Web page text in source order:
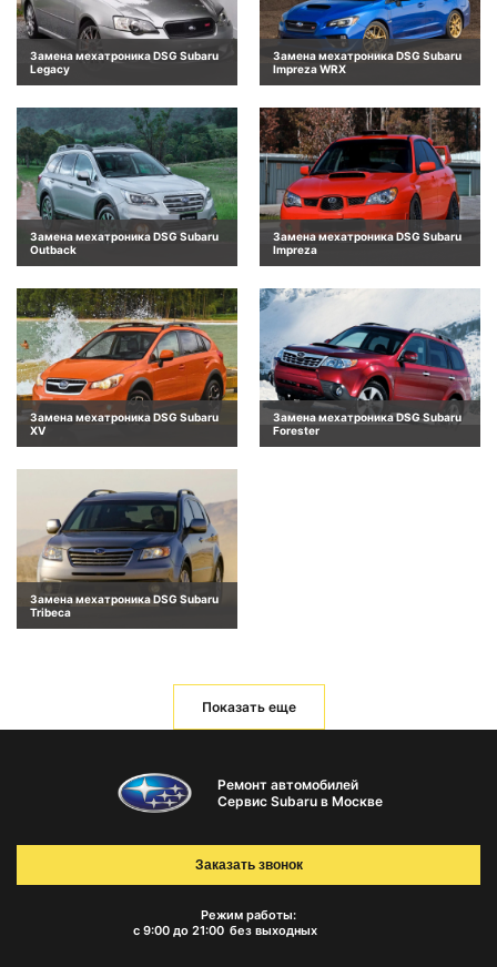
Замена мехатроника DSG Subaru
Legacy
Замена мехатроника DSG Subaru
Impreza WRX
Замена мехатроника DSG Subaru
Outback
Замена мехатроника DSG Subaru
Impreza
Замена мехатроника DSG Subaru
XV
Замена мехатроника DSG Subaru
Forester
Замена мехатроника DSG Subaru
Tribeca
Показать еще
Ремонт автомобилей
Сервис Subaru в Москве
Режим работы:
с 9:00 до 21:00 без выходных
Заказать звонок